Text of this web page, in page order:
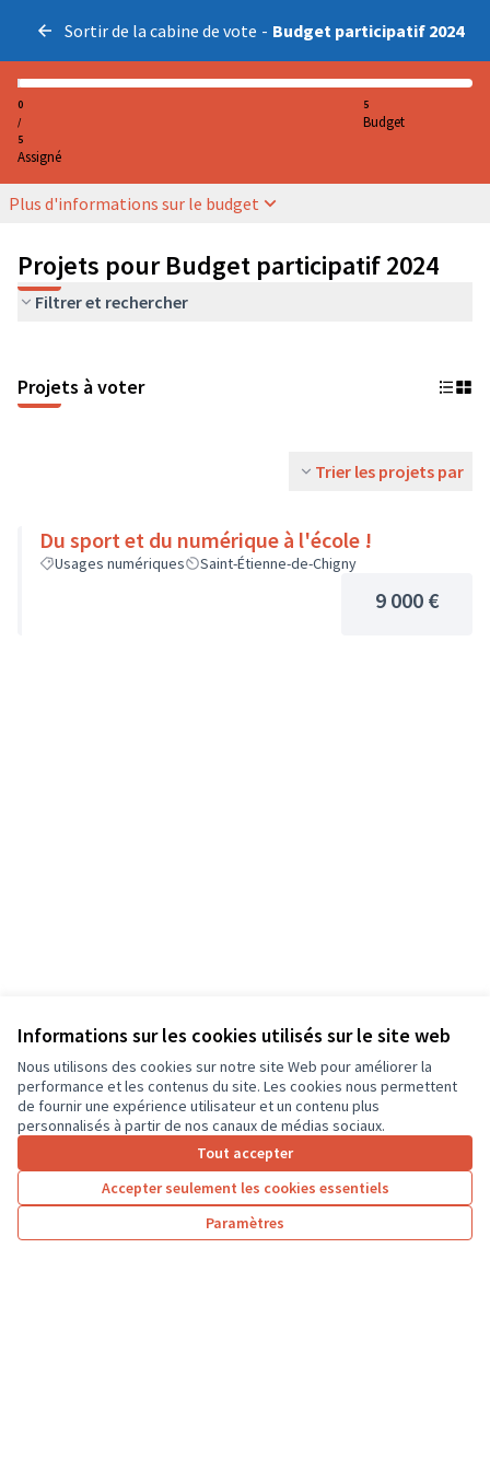
Informations sur les cookies utilisés sur le site web
Nous utilisons des cookies sur notre site Web pour améliorer la
performance et les contenus du site. Les cookies nous permettent
de fournir une expérience utilisateur et un contenu plus
personnalisés à partir de nos canaux de médias sociaux.
Tout accepter
Accepter seulement les cookies essentiels
Paramètres
Sortir de la cabine de vote - Budget participatif 2024
0
/
5
Assigné
5
Budget
Plus d'informations sur le budget
Projets pour Budget participatif 2024
Filtrer et rechercher
Projets à voter
Trier les projets par
Du sport et du numérique à l'école !
Usages numériques Saint-Étienne-de-Chigny
9 000 €